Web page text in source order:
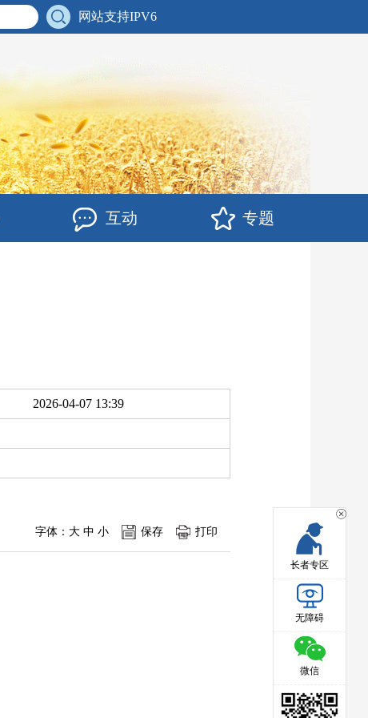
网站支持IPV6
互动 专题
2026-04-07 13:39
打印
保存
字体： 大 中 小
长者专区
无障碍
微信